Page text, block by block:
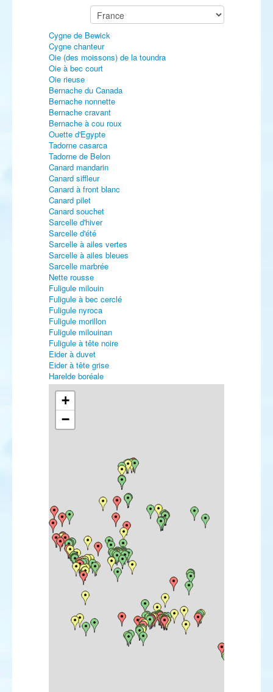
Cygne de Bewick
Cygne chanteur
Oie (des moissons) de la toundra
Oie à bec court
Oie rieuse
Bernache du Canada
Bernache nonnette
Bernache cravant
Bernache à cou roux
Ouette d'Egypte
Tadorne casarca
Tadorne de Belon
Canard mandarin
Canard siffleur
Canard à front blanc
Canard pilet
Canard souchet
Sarcelle d'hiver
Sarcelle d'été
Sarcelle à ailes vertes
Sarcelle à ailes bleues
Sarcelle marbrée
Nette rousse
Fuligule milouin
Fuligule à bec cerclé
Fuligule nyroca
Fuligule morillon
Fuligule milouinan
Fuligule à tête noire
Eider à duvet
Eider à tête grise
Harelde boréale
Macreuse noire
Macreuse à bec jaune
Macreuse à front blanc
Macreuse brune
Garrot albéole
Érismature à tête blanche
Colin de Californie
Perdrix rouge
Perdrix grise
Caille des blés
Faisan vénéré
Faisan de Colchide
Plongeon catmarin
Plongeon arctique
Plongeon imbrin
Plongeon à bec blanc
Plongeon du Pacifique
Grèbe à bec bigarré
Grèbe castagneux
+
−